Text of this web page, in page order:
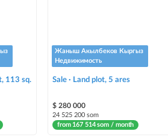
113 sq.
Жаныш Акылбеков Кыргыз
Недвижимость
Sale · Land plot, 5 ares
$ 280 000
24 525 200 som
from 167 514 som / month